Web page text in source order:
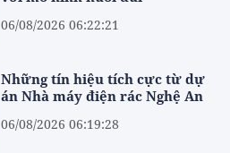
06/08/2026 06:22:21
Những tín hiệu tích cực từ dự
án Nhà máy điện rác Nghệ An
06/08/2026 06:19:28